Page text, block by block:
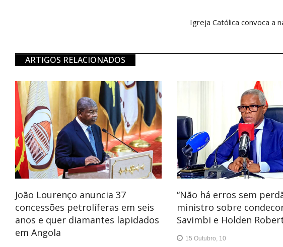
Igreja Católica convoca a
ARTIGOS RELACIONADOS
João Lourenço anuncia 37
concessões petrolíferas em seis
anos e quer diamantes lapidados
em Angola
“Não há erros sem
ministro sobre
Savimbi e Holden
15 Outubro, 10